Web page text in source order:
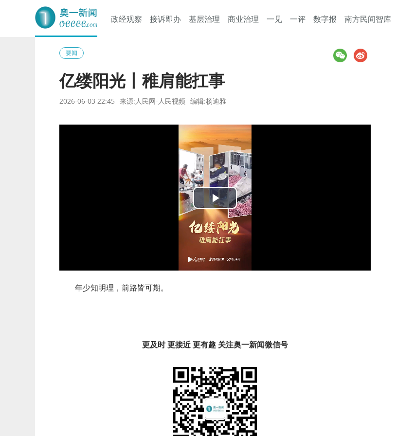
奥一网
政经观察 接诉即办 基层治理 商业治理 一见 一评 数字报 南方民间智库
要闻
亿缕阳光丨稚肩能扛事
2026-06-03 22:45 来源:人民网-人民视频 编辑:杨迪雅
Play
Video
年少知明理，前路皆可期。
更及时 更接近 更有趣 关注奥一新闻微信号